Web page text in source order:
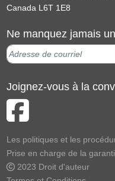
Canada L6T 1E8
Ne manquez jamais
Joignez-vous à la
Les politiques et les
Prise en charge de la
2023 Droit d'auteur